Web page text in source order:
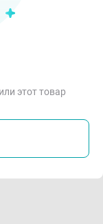
этот товар